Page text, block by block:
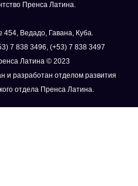
Пренса Латина.
Ведадо, Гавана, Куба.
7 838 3496, (+53) 7 838 3497
Латина © 2023
и разработан отделом развития
отдела Пренса Латина.